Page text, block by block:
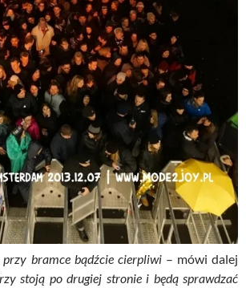
bramce bądźcie cierpliwi– mówi dalej
stoją po drugiej stronie i będą sprawdzać